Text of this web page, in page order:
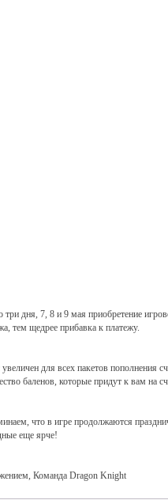
три дня, 7, 8 и 9 мая приобретение
тем щедрее прибавка к платежу.
для всех пакетов пополнения
баленов, которые придут к вам на
что в игре продолжаются
еще ярче!
Команда Dragon Knight